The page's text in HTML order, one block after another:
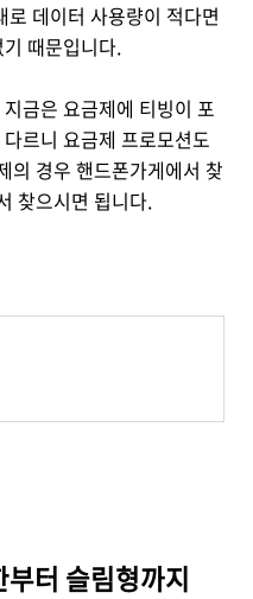
데이터 사용량이 적다면
때문입니다.
금은 요금제에 티빙이 포
르니 요금제 프로모션도
의 경우 핸드폰가게에서 찾
찾으시면 됩니다.
터 슬림형까지